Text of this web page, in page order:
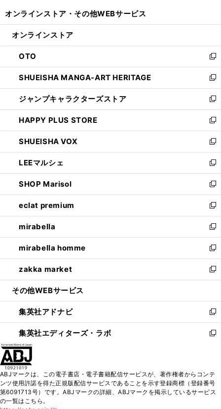
開
ン
ウ
で
開
く
ウ
ン
ド
ウ
で
開
く
オンラインストア・ その他WEBサービス
オンラインストア
OTO
新
し
い
ウ
ィ
ン
ド
ウ
で
開
く
SHUEISHA MANGA-ART HERITAGE
新
し
い
ウ
ィ
ン
ド
ウ
で
開
く
ジャンプキャラクターズストア
新
し
い
ウ
ィ
ン
ド
ウ
で
開
く
HAPPY PLUS STORE
新
し
い
ウ
ィ
ン
ド
ウ
で
開
く
SHUEISHA VOX
新
し
い
ウ
ィ
ン
ド
ウ
で
開
く
LEEマルシェ
新
し
い
ウ
ィ
ン
ド
ウ
で
開
く
SHOP Marisol
新
し
い
ウ
ィ
ン
ド
ウ
で
開
eclat premium
新
し
い
ウ
ィ
ン
ド
ウ
開
く
mirabella
新
し
い
ウ
ィ
ン
ウ
で
開
く
mirabella homme
新
し
い
ウ
ン
ド
ウ
で
zakka market
新
し
ウ
ィ
ン
ド
く
その他WEBサービス
集英社アドナビ
新
し
い
ド
ウ
で
集英社エディターズ・ラボ
新
ィ
ン
ド
ABJマークは、この電子書店・電子書籍配信サービスが、著作権者からコンテ
ンツ使用許諾を得た正規版配信サービスであることを示す登録商標（登録番号
第6091713号）です。ABJマークの詳細、ABJマークを掲示しているサービス
の一覧はこちら。